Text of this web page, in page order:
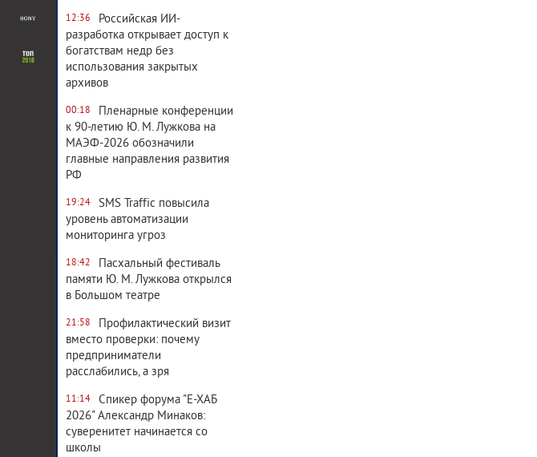
12:36
Российская ИИ-
разработка открывает доступ к
богатствам недр без
использования закрытых
архивов
00:18
Пленарные конференции
к 90-летию Ю. М. Лужкова на
МАЭФ-2026 обозначили
главные направления развития
РФ
19:24
SMS Traffic повысила
уровень автоматизации
мониторинга угроз
18:42
Пасхальный фестиваль
памяти Ю. М. Лужкова открылся
в Большом театре
21:58
Профилактический визит
вместо проверки: почему
предприниматели
расслабились, а зря
11:14
Спикер форума "Е-ХАБ
2026" Александр Минаков:
суверенитет начинается со
школы